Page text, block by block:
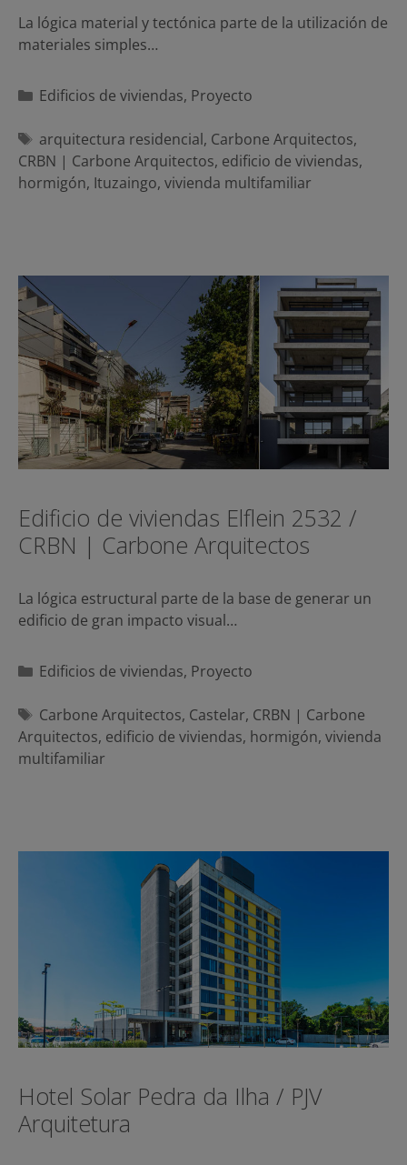
La lógica material y tectónica parte de la utilización de
materiales simples…
Categorías
Edificios de viviendas, Proyecto
Etiquetas
arquitectura residencial, Carbone Arquitectos,
CRBN | Carbone Arquitectos, edificio de viviendas,
hormigón, Ituzaingo, vivienda multifamiliar
Edificio de viviendas Elflein 2532 /
CRBN | Carbone Arquitectos
La lógica estructural parte de la base de generar un
edificio de gran impacto visual…
Categorías
Edificios de viviendas, Proyecto
Etiquetas
Carbone Arquitectos, Castelar, CRBN | Carbone
Arquitectos, edificio de viviendas, hormigón, vivienda
multifamiliar
Hotel Solar Pedra da Ilha / PJV
Arquitetura